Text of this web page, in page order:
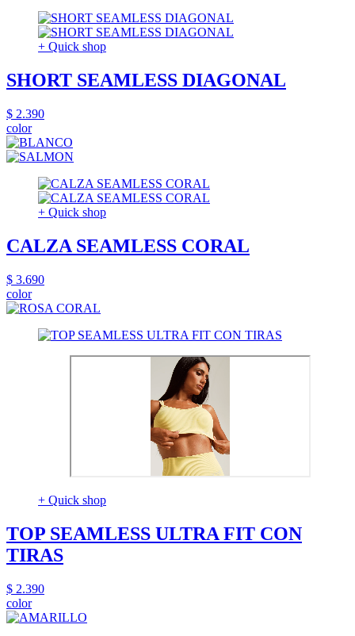
+ Quick shop
SHORT SEAMLESS DIAGONAL
$ 2.390
color
+ Quick shop
CALZA SEAMLESS CORAL
$ 3.690
color
+ Quick shop
TOP SEAMLESS ULTRA FIT CON
TIRAS
$ 2.390
color